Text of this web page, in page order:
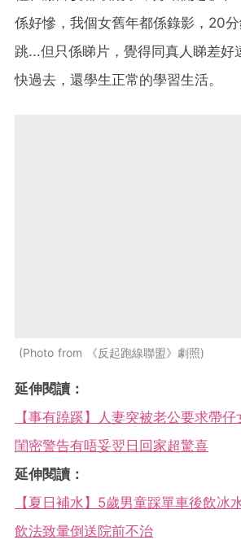
係好慘，我個女舊年都係錄影，20
跳...但只係睇片，覺得同真人睇差好
快過去，還學生正常的學習生活。
Photo from 《反起跑線聯盟》劇照
延伸閱讀：
【事有蹺蹊】人妻突被老公要求帶
閨密警告有唔妥翌日回家超驚喜
延伸閱讀：
【夏日補水】5歲男童踩單車後飲
飲法致暈倒送院前不治